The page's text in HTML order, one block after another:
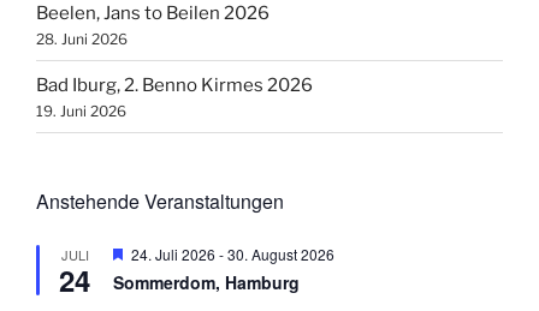
Beelen, Jans to Beilen 2026
28. Juni 2026
Bad Iburg, 2. Benno Kirmes 2026
19. Juni 2026
Anstehende Veranstaltungen
JULI
24
H
r
24. Juli 2026 -30. August 2026
Sommerdom, Hamburg